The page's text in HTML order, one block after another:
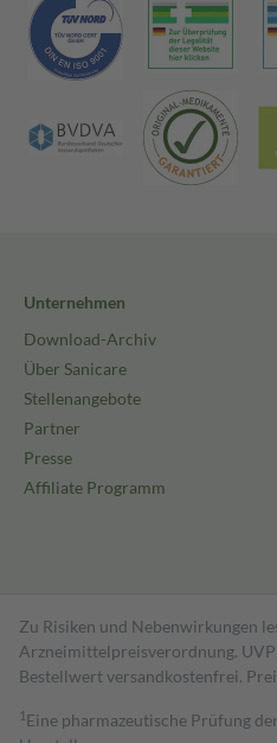
Unternehmen
Download-Archiv
Über Sanicare
Stellenangebote
Partner
Presse
Affiliate Programm
Zu Risiken und Nebenwirkungen
Arzneimittelpreisverordnung.
Bestell­wert versand­kosten­frei.
1 Eine pharmazeutische Prüfung